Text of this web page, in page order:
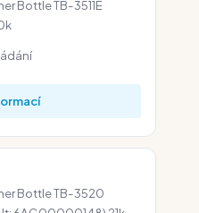
Bottle TB-3511E
Bottle TB-3520